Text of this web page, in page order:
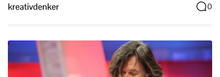
kreativdenker 0